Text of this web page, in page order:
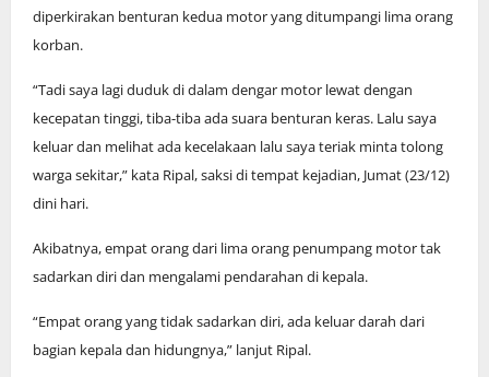
diperkirakan benturan kedua motor yang ditumpangi lima orang
korban.
“Tadi saya lagi duduk di dalam dengar motor lewat dengan
kecepatan tinggi, tiba-tiba ada suara benturan keras. Lalu saya
keluar dan melihat ada kecelakaan lalu saya teriak minta tolong
warga sekitar,” kata Ripal, saksi di tempat kejadian, Jumat (23/12)
dini hari.
Akibatnya, empat orang dari lima orang penumpang motor tak
sadarkan diri dan mengalami pendarahan di kepala.
“Empat orang yang tidak sadarkan diri, ada keluar darah dari
bagian kepala dan hidungnya,” lanjut Ripal.